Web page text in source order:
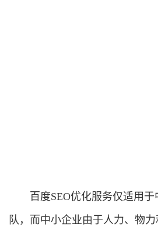
百度SEO优化服务仅适用
队，而中小企业由于人力、物